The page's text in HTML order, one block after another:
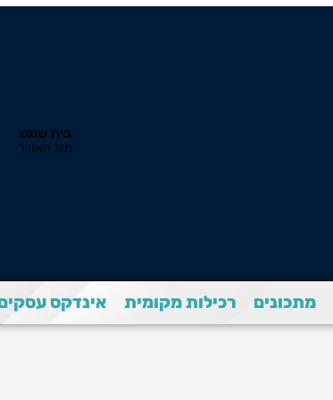
מתכונים רכילות מקומית אינדקס